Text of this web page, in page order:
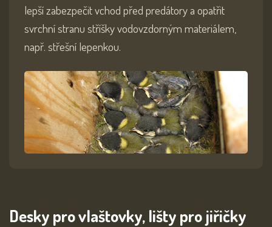
lepší zabezpečit vchod před predátory a opatřit
svrchní stranu stříšky vodovzdorným materiálem,
např. střešní lepenkou.
Desky pro vlaštovky, lišty pro jiřičky